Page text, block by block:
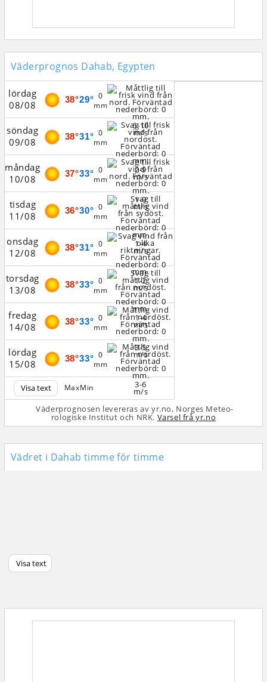
Väderprognos Dahab, Egypten
lördag
08/08
söndag
09/08
måndag
10/08
tisdag
11/08
onsdag
12/08
torsdag
13/08
fredag
14/08
lördag
15/08
Visa text
38°
38°
37°
36°
38°
38°
38°
38°
Max
29°
31°
33°
30°
31°
33°
33°
33°
Min
0
mm
0
mm
0
mm
0
mm
0
mm
0
mm
0
mm
0
mm
6-10
m/s
2-9
m/s
1-9
m/s
1-4
m/s
1-2
m/s
1-4
m/s
3-5
m/s
3-6
m/s
Väderprognosen levereras av yr.no, Norges Meteo­
rologiske Institut och NRK. Varsel frå yr.no
Vädret i Dahab timme för timme
Visa text